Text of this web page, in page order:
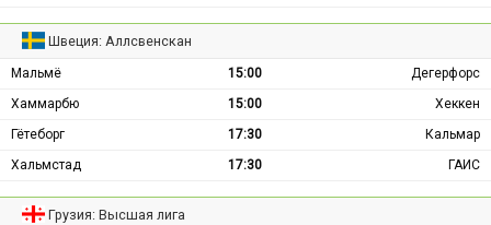
Швеция: Аллсвенскан
Мальмё 15:00
Дегерфорс
Хаммарбю
15:00
Хеккен
Гётеборг
17:30
Кальмар
Хальмстад
17:30 ГАИС
Грузия: Высшая лига